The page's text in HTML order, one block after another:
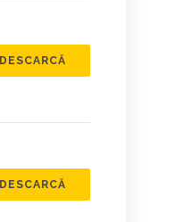
DESCARCĂ
DESCARCĂ